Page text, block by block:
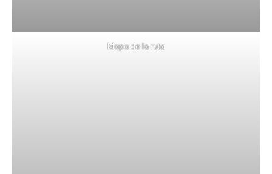
Mapa de la ruta